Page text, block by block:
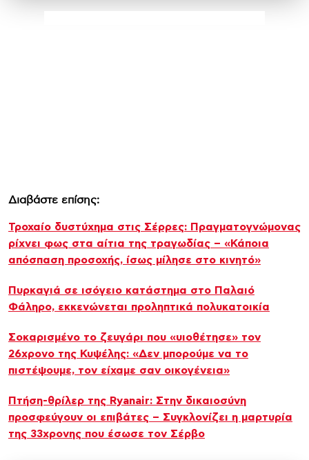
Διαβάστε επίσης:
Τροχαίο δυστύχημα στις Σέρρες: Πραγματογνώμονας
ρίχνει φως στα αίτια της τραγωδίας – «Κάποια
απόσπαση προσοχής, ίσως μίλησε στο κινητό»
Πυρκαγιά σε ισόγειο κατάστημα στο Παλαιό
Φάληρο, εκκενώνεται προληπτικά πολυκατοικία
Σοκαρισμένο το ζευγάρι που «υιοθέτησε» τον
26χρονο της Κυψέλης: «Δεν μπορούμε να το
πιστέψουμε, τον είχαμε σαν οικογένεια»
Πτήση-θρίλερ της Ryanair: Στην δικαιοσύνη
προσφεύγουν οι επιβάτες – Συγκλονίζει η μαρτυρία
της 33χρονης που έσωσε τον Σέρβο